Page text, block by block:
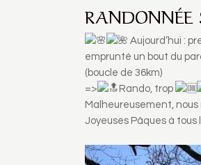
Aujourd’hui :
emprunté un bout du
(boucle de 36km)
=>
Rando, trop
Malheureusement, nous
Joyeuses Pâques à tous